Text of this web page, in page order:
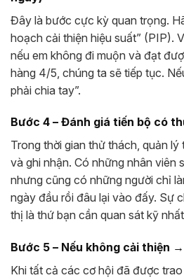
Đây là bước cực kỳ quan trọng.
hoạch cải thiện hiệu suất” (PIP).
nếu em không đi muộn và đạt
hàng 4/5, chúng ta sẽ tiếp tục.
phải chia tay”.
Bước 4 – Đánh giá tiến bộ có
Trong thời gian thử thách, quản
và ghi nhận. Có những nhân viên
nhưng cũng có những người chỉ
ngày đầu rồi đâu lại vào đấy. Sự
thị là thứ bạn cần quan sát kỹ
Bước 5 – Nếu không cải thiện
Khi tất cả các cơ hội đã được